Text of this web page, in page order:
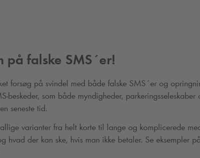
falske SMS´er!
forsøg på svindel med både falske SMS´er og
beskeder, som både myndigheder, parkeringsseleskaber
seneste tid.
varianter fra helt korte til lange og komplicerede
hvad der kan ske, hvis man ikke betaler. Se eksempler